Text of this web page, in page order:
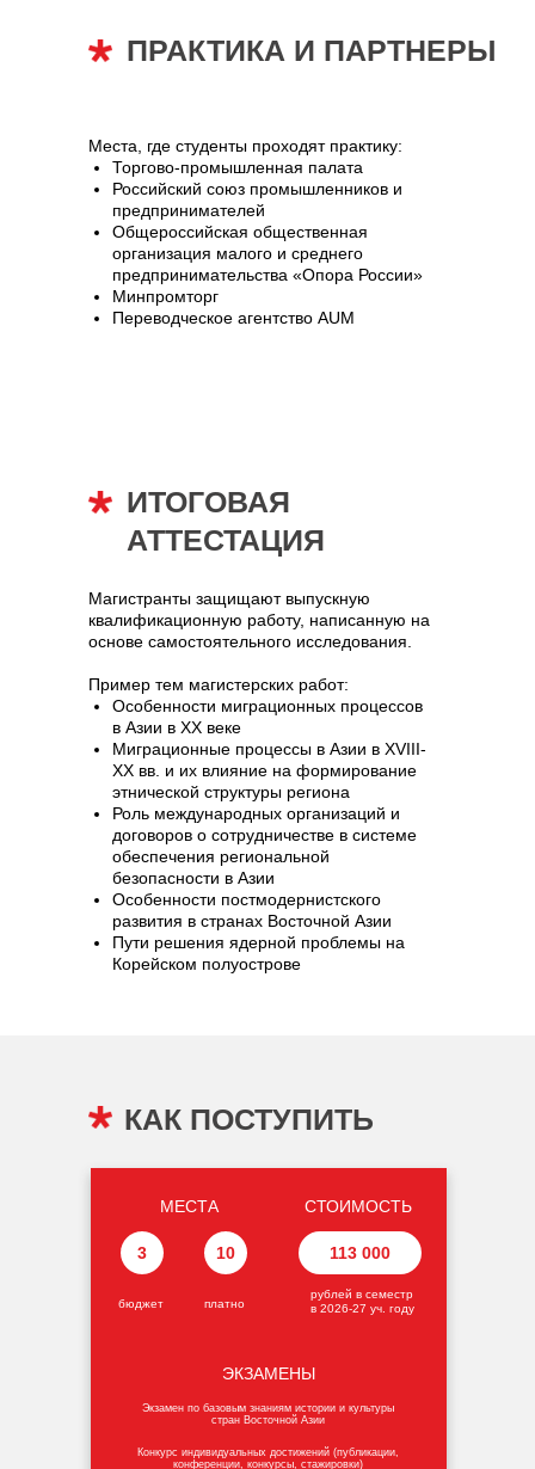
ПРАКТИКА И ПАРТНЕРЫ
Места, где студенты проходят практику:
Торгово-промышленная палата
Российский союз промышленников и
предпринимателей
Общероссийская общественная
организация малого и среднего
предпринимательства «Опора России»
Минпромторг
Переводческое агентство AUM
ИТОГОВАЯ
АТТЕСТАЦИЯ
Магистранты защищают выпускную
квалификационную работу, написанную на
основе самостоятельного исследования.
Пример тем магистерских работ:
Особенности миграционных процессов
в Азии в XX веке
Миграционные процессы в Азии в XVIII-
XX вв. и их влияние на формирование
этнической структуры региона
Роль международных организаций и
договоров о сотрудничестве в системе
обеспечения региональной
безопасности в Азии
Особенности постмодернистского
развития в странах Восточной Азии
Пути решения ядерной проблемы на
Корейском полуострове
КАК ПОСТУПИТЬ
МЕСТА СТОИМОСТЬ
ЭКЗАМЕНЫ
113 000
рублей в семестр
в 2026-27 уч. году
3
бюджет
10
платно
Экзамен по базовым знаниям истории и культуры
стран Восточной Азии
Конкурс индивидуальных достижений (публикации,
конференции, конкурсы, стажировки)